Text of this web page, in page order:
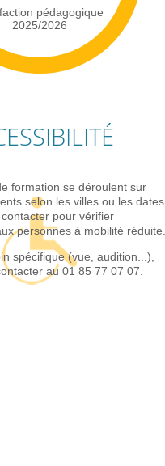
pédagogique
2025/2026
formation se déroulent sur
selon les villes ou les dates,
pour vérifier
personnes à mobilité réduite.
spécifique (vue, audition...),
au 01 85 77 07 07.